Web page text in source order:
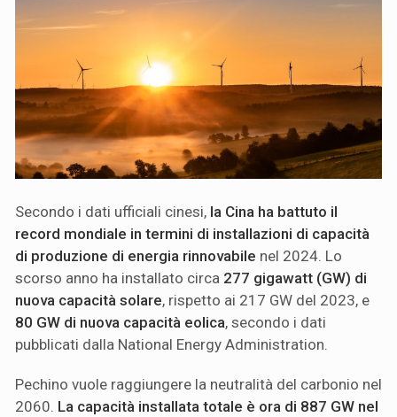
Secondo i dati ufficiali cinesi, la Cina ha battuto il
record mondiale in termini di installazioni di capacità
di produzione di energia rinnovabile nel 2024. Lo
scorso anno ha installato circa 277 gigawatt (GW) di
nuova capacità solare, rispetto ai 217 GW del 2023, e
80 GW di nuova capacità eolica, secondo i dati
pubblicati dalla National Energy Administration.
Pechino vuole raggiungere la neutralità del carbonio nel
2060. La capacità installata totale è ora di 887 GW nel